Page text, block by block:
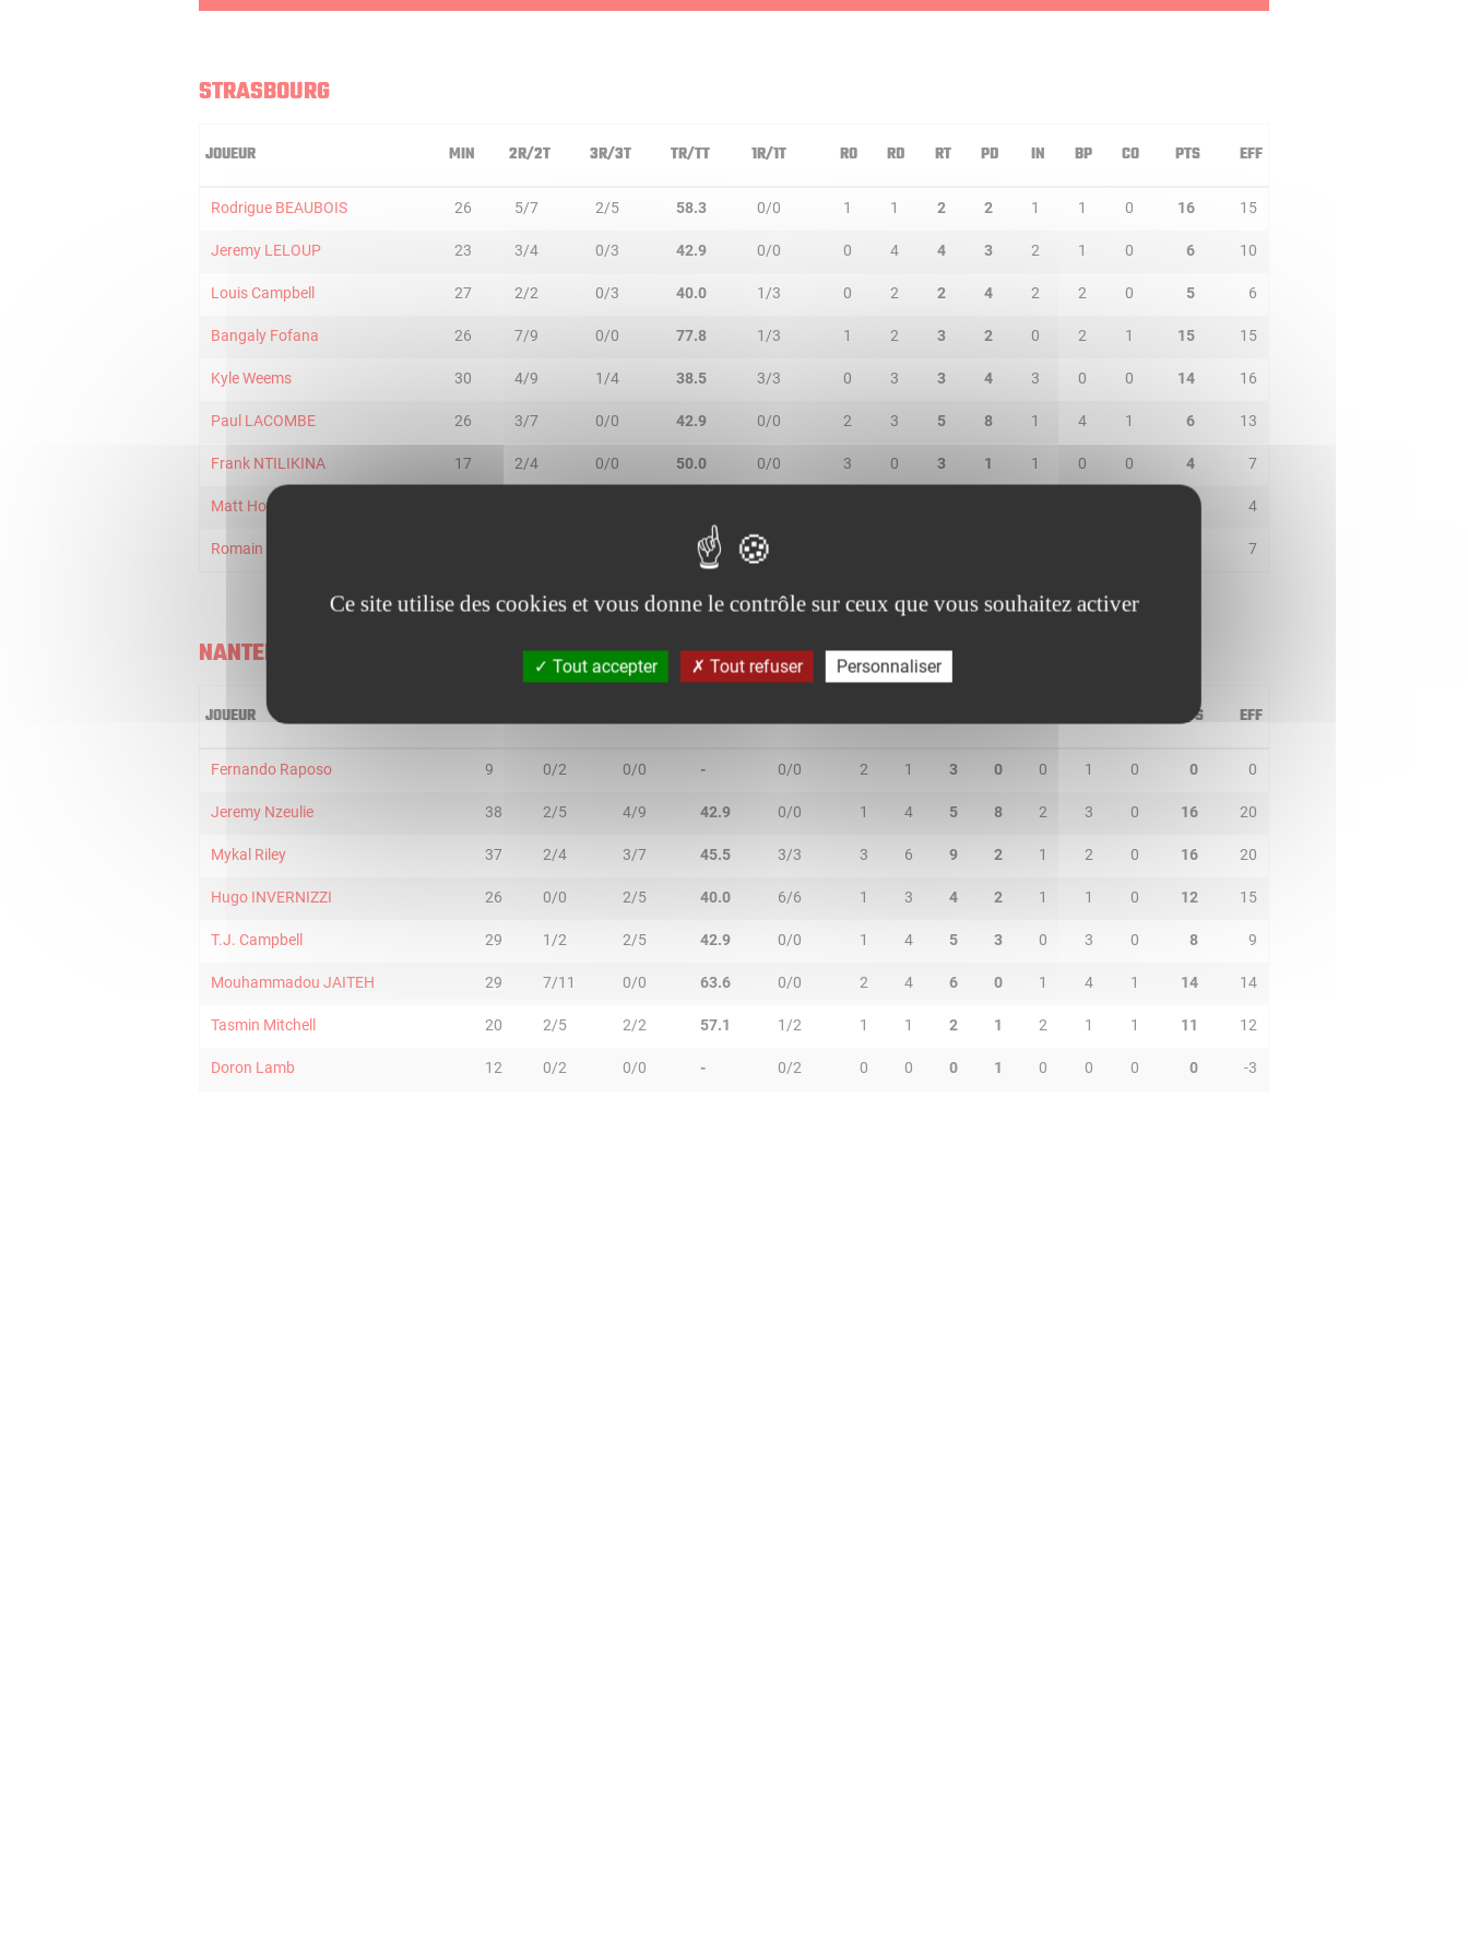
STRASBOURG
JOUEUR MIN 2R/2T 3R/3T TR/TT 1R/1T RO RD RT PD IN BP CO PTS EFF
Rodrigue BEAUBOIS 26 5/7 2/5 58.3 0/0 1 1 2 2 1 1 0 16 15
Jeremy LELOUP 23 3/4 0/3 42.9 0/0 0 4 4 3 2 1 0 6 10
Louis Campbell 27 2/2 0/3 40.0 1/3 0 2 2 4 2 2 0 5 6
Bangaly Fofana 26 7/9 0/0 77.8 1/3 1 2 3 2 0 2 1 15 15
Kyle Weems 30 4/9 1/4 38.5 3/3 0 3 3 4 3 0 0 14 16
Paul LACOMBE 26 3/7 0/0 42.9 0/0 2 3 5 8 1 4 1 6 13
Frank NTILIKINA 17 2/4 0/0 50.0 0/0 3 0 3 1 1 0 0 4 7
Matt Howard 4
Romain Duport 60.0 0/0 7
NANTERRE
JOUEUR PTS EFF
Fernando Raposo 9 0/2 0/0 - 0/0 2 1 3 0 0 1 0 0 0
Jeremy Nzeulie 38 2/5 4/9 42.9 0/0 1 4 5 8 2 3 0 16 20
Mykal Riley 37 2/4 3/7 45.5 3/3 3 6 9 2 1 2 0 16 20
Hugo INVERNIZZI 26 0/0 2/5 40.0 6/6 1 3 4 2 1 1 0 12 15
T.J. Campbell 29 1/2 2/5 42.9 0/0 1 4 5 3 0 3 0 8 9
Mouhammadou JAITEH 29 7/11 0/0 63.6 0/0 2 4 6 0 1 4 1 14 14
Tasmin Mitchell 20 2/5 2/2 57.1 1/2 1 1 2 1 2 1 1 11 12
Doron Lamb 12 0/2 0/0 - 0/2 0 0 0 1 0 0 0 0 -3
Ce site utilise des cookies et vous donne le contrôle sur ceux que vous souhaitez activer
Tout accepter Tout refuser Personnaliser